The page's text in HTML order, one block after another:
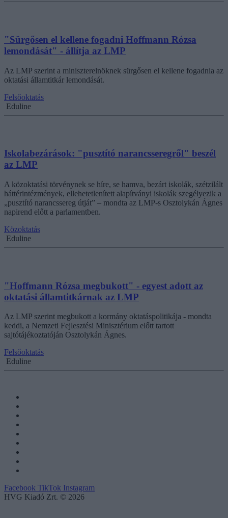
"Sürgősen el kellene fogadni Hoffmann Rózsa
lemondását" - állítja az LMP
Az LMP szerint a miniszterelnöknek sürgősen el kellene fogadnia az
oktatási államtitkár lemondását.
Felsőoktatás
Eduline
Iskolabezárások: "pusztító narancsseregről" beszél
az LMP
A közoktatási törvénynek se híre, se hamva, bezárt iskolák, szétzilált
háttérintézmények, ellehetetlenített alapítványi iskolák szegélyezik a
„pusztító narancssereg útját” – mondta az LMP-s Osztolykán Ágnes
napirend előtt a parlamentben.
Közoktatás
Eduline
"Hoffmann Rózsa megbukott" - egyest adott az
oktatási államtitkárnak az LMP
Az LMP szerint megbukott a kormány oktatáspolitikája - mondta
keddi, a Nemzeti Fejlesztési Minisztérium előtt tartott
sajtótájékoztatóján Osztolykán Ágnes.
Felsőoktatás
Eduline
Facebook TikTok Instagram
HVG Kiadó Zrt. © 2026